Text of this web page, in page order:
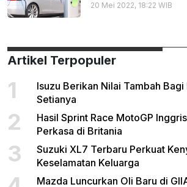
20 Mei 2022, 18:22 WIB
Artikel Terpopuler
1
Isuzu Berikan Nilai Tambah Bagi
Setianya
2
Hasil Sprint Race MotoGP
Perkasa di Britania
3
Suzuki XL7 Terbaru Perkuat
Keselamatan Keluarga
Mazda Luncurkan Oli Baru di